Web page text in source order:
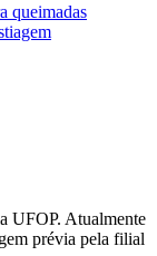
queimadas
UFOP. Atualmente
prévia pela filial